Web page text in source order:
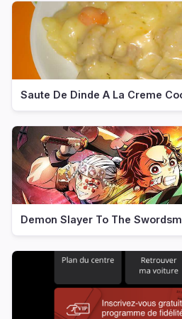
Saute De Dinde A La Creme
Demon Slayer To The